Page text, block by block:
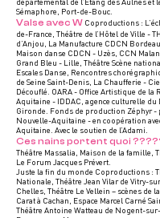
Sémaphore, Port-de-Bouc.
Valse avec W Coproductions :
de-France, Théâtre de l’Hôtel de Ville -
d’Anjou, La Manufacture CDCN
Maison danse CDCN - Uzès, CCN
Grand Bleu - Lille, Théâtre Scène
Escales Danse, Rencontres
de Seine Saint-Denis, La Chaufferie -
Découflé. OARA - Office Artistique de la
Aquitaine - IDDAC, agence culturelle du
Gironde. Fonds de production Zéphyr -
Nouvelle-Aquitaine - en coopération
Aquitaine. Avec le soutien de l’Adami.
Ces nains portent quoi
Théâtre Massalia, Maison de la famille,
Le Forum Jacques Prévert.
Juste la fin du monde Coproductions :
Nationale, Théâtre Jean Vilar de Vitry-
Chelles, Théâtre Le Vellein – scènes de
Carat à Cachan, Espace Marcel Carné
Théâtre Antoine Watteau de Nogent-